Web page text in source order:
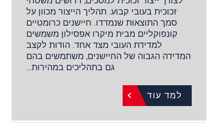
זכוכית בעובי קבוע. תהליך הייצור מכוון על
סמך התוצאות שנמדדו. חיישנים כרומטיים
קונפוקליים מבית מיקרו אפסילון משמשים
למדידת העובי מצד אחד. הודות לקצב
המדידה הגבוה של החיישנים, משתמשים בהם
גם בתהליכים במהירות…
למד עוד